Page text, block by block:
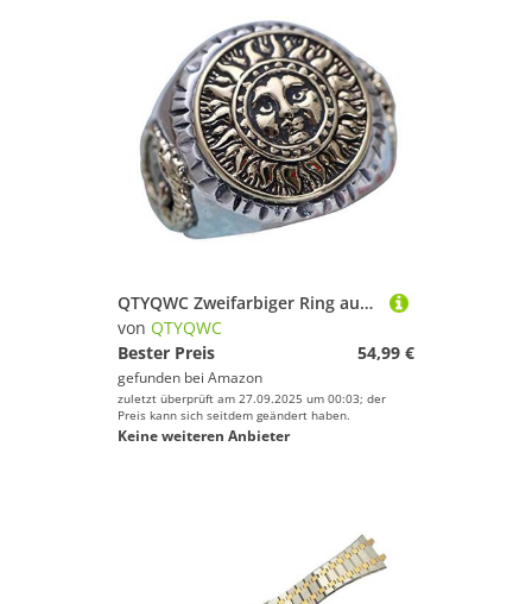
QTYQWC Zweifarbiger Ring aus 925er Sterlingsilber mit strahlendem Sonnengesicht, Goldener Dinosaurier-Kompass für Männer und Frauen, offen, verstellbar
von QTYQWC
Bester Preis
54,99 €
gefunden bei Amazon
zuletzt überprüft am 27.09.2025 um 00:03; der
Preis kann sich seitdem geändert haben.
Keine weiteren Anbieter